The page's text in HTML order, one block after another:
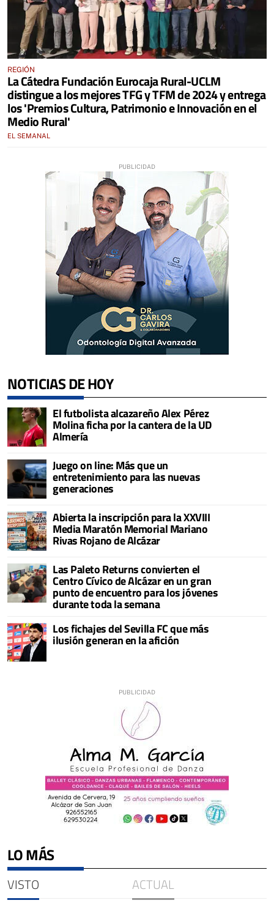
REGIÓN
La Cátedra Fundación Eurocaja Rural-UCLM
distingue a los mejores TFG y TFM de 2024 y entrega
los 'Premios Cultura, Patrimonio e Innovación en el
Medio Rural'
EL SEMANAL
NOTICIAS DE HOY
El futbolista alcazareño Alex Pérez
Molina ficha por la cantera de la UD
Almería
Juego on line: Más que un
entretenimiento para las nuevas
generaciones
Abierta la inscripción para la XXVIII
Media Maratón Memorial Mariano
Rivas Rojano de Alcázar
Las Paleto Returns convierten el
Centro Cívico de Alcázar en un gran
punto de encuentro para los jóvenes
durante toda la semana
Los fichajes del Sevilla FC que más
ilusión generan en la afición
LO MÁS
VISTO ACTUAL